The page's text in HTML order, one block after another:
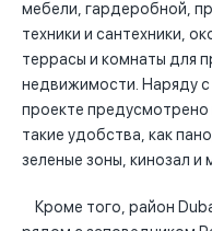
мебели, гардеробной,
техники и сантехники,
террасы и комнаты для
недвижимости. Наряду
проекте предусмотрено
такие удобства, как
зеленые зоны, кинозал и
Кроме того, район